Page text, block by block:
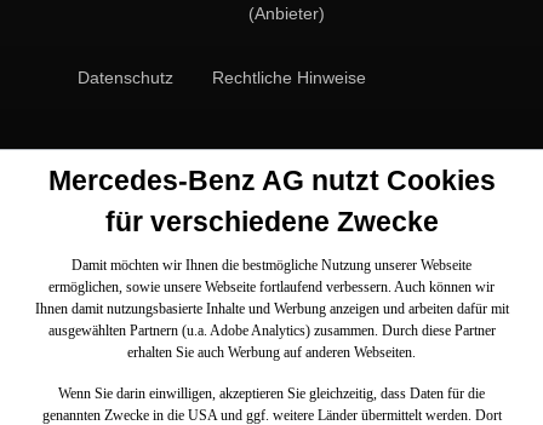
(Anbieter)
Datenschutz Rechtliche Hinweise
Mercedes-Benz AG nutzt Cookies
für verschiedene Zwecke
Damit möchten wir Ihnen die bestmögliche Nutzung unserer Webseite
ermöglichen, sowie unsere Webseite fortlaufend verbessern. Auch können wir
Ihnen damit nutzungsbasierte Inhalte und Werbung anzeigen und arbeiten dafür mit
ausgewählten Partnern (u.a. Adobe Analytics) zusammen. Durch diese Partner
erhalten Sie auch Werbung auf anderen Webseiten.
Wenn Sie darin einwilligen, akzeptieren Sie gleichzeitig, dass Daten für die
genannten Zwecke in die USA und ggf. weitere Länder übermittelt werden. Dort